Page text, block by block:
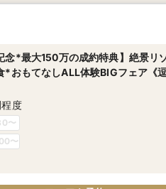
たばかりのふたりにオススメ初級
30分程度
予約のみ
談】まずは情報収集◎会場ゆっくり
〜
〜
予約のみ
てなし家族婚】碧の絶景と美食
度
〜
予約のみ
念*最大150万の成約特典】絶景
*おもてなしALL体験BIGフェア《
度
〜
〜